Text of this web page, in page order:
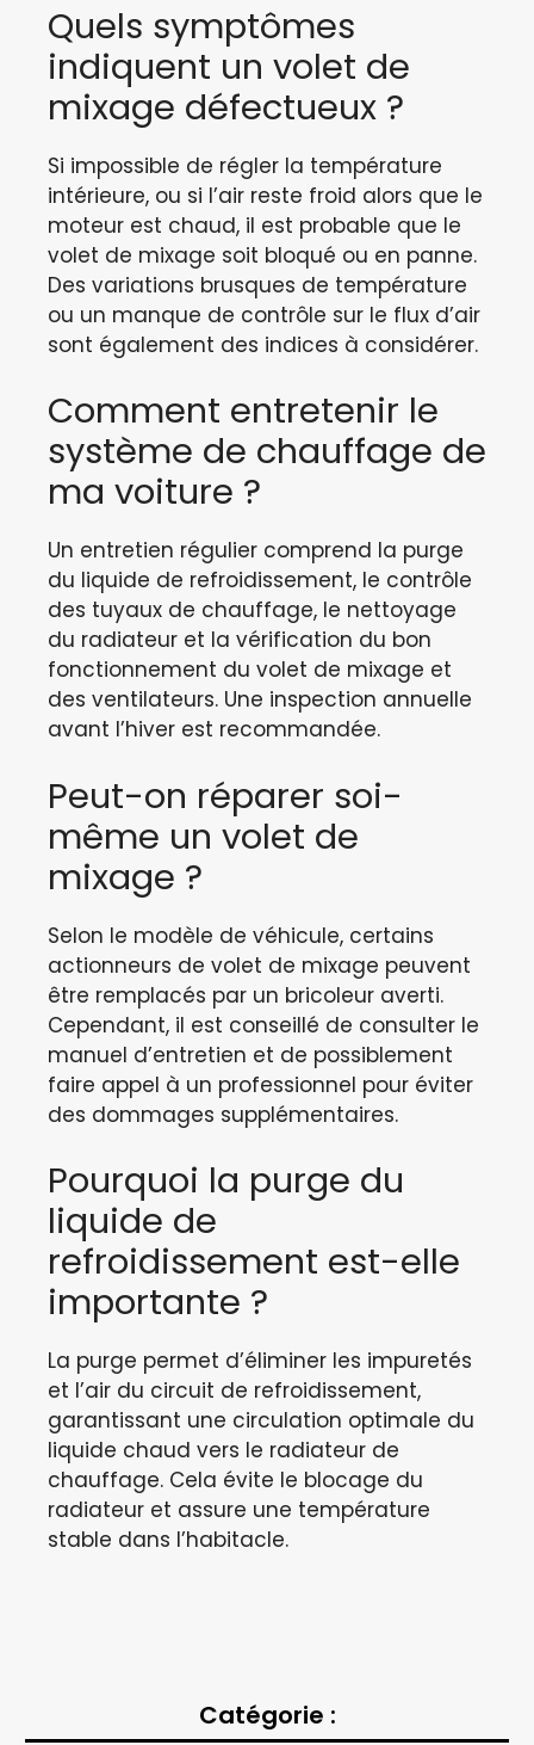
Quels symptômes
indiquent un volet de
mixage défectueux ?
Si impossible de régler la température
intérieure, ou si l’air reste froid alors que le
moteur est chaud, il est probable que le
volet de mixage soit bloqué ou en panne.
Des variations brusques de température
ou un manque de contrôle sur le flux d’air
sont également des indices à considérer.
Comment entretenir le
système de chauffage de
ma voiture ?
Un entretien régulier comprend la purge
du liquide de refroidissement, le contrôle
des tuyaux de chauffage, le nettoyage
du radiateur et la vérification du bon
fonctionnement du volet de mixage et
des ventilateurs. Une inspection annuelle
avant l’hiver est recommandée.
Peut-on réparer soi-
même un volet de
mixage ?
Selon le modèle de véhicule, certains
actionneurs de volet de mixage peuvent
être remplacés par un bricoleur averti.
Cependant, il est conseillé de consulter le
manuel d’entretien et de possiblement
faire appel à un professionnel pour éviter
des dommages supplémentaires.
Pourquoi la purge du
liquide de
refroidissement est-elle
importante ?
La purge permet d’éliminer les impuretés
et l’air du circuit de refroidissement,
garantissant une circulation optimale du
liquide chaud vers le radiateur de
chauffage. Cela évite le blocage du
radiateur et assure une température
stable dans l’habitacle.
Catégorie :